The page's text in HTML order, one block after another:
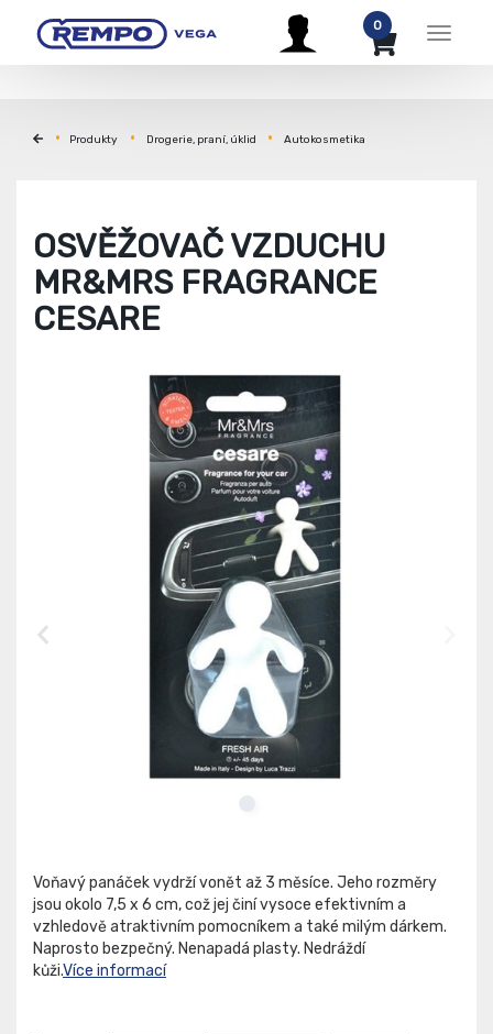
Menu
0
Produkty Drogerie, praní, úklid Autokosmetika
OSVĚŽOVAČ VZDUCHU
MR&MRS FRAGRANCE
CESARE
Voňavý panáček vydrží vonět až 3 měsíce. Jeho rozměry
jsou okolo 7,5 x 6 cm, což jej činí vysoce efektivním a
vzhledově atraktivním pomocníkem a také milým dárkem.
Naprosto bezpečný. Nenapadá plasty. Nedráždí
kůži.Více informací